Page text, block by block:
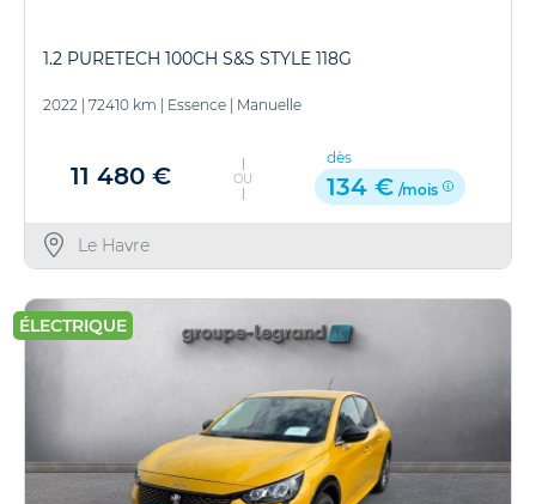
1.2 PURETECH 100CH S&S STYLE 118G
2022 72410 km Essence Manuelle
11 480 € OU
dès
134 € /mois
Le Havre
ÉLECTRIQUE